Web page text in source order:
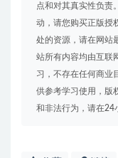
点和对其真实性负责
动，请您购买正版授
处的资源，请在网站
站所有内容均由互联
习，不存在任何商业
供参考学习使用，版
和非法行为，请在24